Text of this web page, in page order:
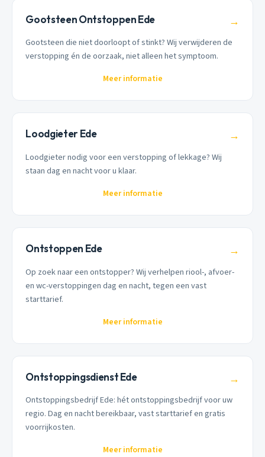
Gootsteen Ontstoppen Ede →
Gootsteen die niet doorloopt of stinkt? Wij verwijderen de
verstopping én de oorzaak, niet alleen het symptoom.
Meer informatie
Loodgieter Ede →
Loodgieter nodig voor een verstopping of lekkage? Wij
staan dag en nacht voor u klaar.
Meer informatie
Ontstoppen Ede →
Op zoek naar een ontstopper? Wij verhelpen riool-, afvoer-
en wc-verstoppingen dag en nacht, tegen een vast
starttarief.
Meer informatie
Ontstoppingsdienst Ede →
Ontstoppingsbedrijf Ede: hét ontstoppingsbedrijf voor uw
regio. Dag en nacht bereikbaar, vast starttarief en gratis
voorrijkosten.
Meer informatie